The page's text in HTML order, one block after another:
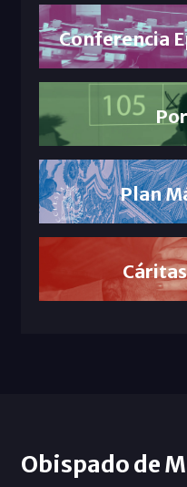
Conferencia
Plan
Obispado de